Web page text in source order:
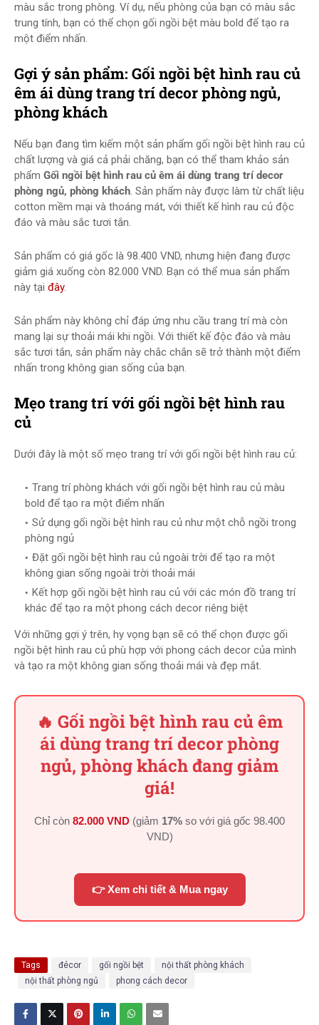
màu sắc trong phòng. Ví dụ, nếu phòng của bạn có màu sắc
trung tính, bạn có thể chọn gối ngồi bệt màu bold để tạo ra
một điểm nhấn.
Gợi ý sản phẩm: Gối ngồi bệt hình rau củ
êm ái dùng trang trí decor phòng ngủ,
phòng khách
Nếu bạn đang tìm kiếm một sản phẩm gối ngồi bệt hình rau củ
chất lượng và giá cả phải chăng, bạn có thể tham khảo sản
phẩm Gối ngồi bệt hình rau củ êm ái dùng trang trí decor
phòng ngủ, phòng khách. Sản phẩm này được làm từ chất liệu
cotton mềm mại và thoáng mát, với thiết kế hình rau củ độc
đáo và màu sắc tươi tắn.
Sản phẩm có giá gốc là 98.400 VND, nhưng hiện đang được
giảm giá xuống còn 82.000 VND. Bạn có thể mua sản phẩm
này tại đây.
Sản phẩm này không chỉ đáp ứng nhu cầu trang trí mà còn
mang lại sự thoải mái khi ngồi. Với thiết kế độc đáo và màu
sắc tươi tắn, sản phẩm này chắc chắn sẽ trở thành một điểm
nhấn trong không gian sống của bạn.
Mẹo trang trí với gối ngồi bệt hình rau
củ
Dưới đây là một số mẹo trang trí với gối ngồi bệt hình rau củ:
Trang trí phòng khách với gối ngồi bệt hình rau củ màu
bold để tạo ra một điểm nhấn
Sử dụng gối ngồi bệt hình rau củ như một chỗ ngồi trong
phòng ngủ
Đặt gối ngồi bệt hình rau củ ngoài trời để tạo ra một
không gian sống ngoài trời thoải mái
Kết hợp gối ngồi bệt hình rau củ với các món đồ trang trí
khác để tạo ra một phong cách decor riêng biệt
Với những gợi ý trên, hy vọng bạn sẽ có thể chọn được gối
ngồi bệt hình rau củ phù hợp với phong cách decor của mình
và tạo ra một không gian sống thoải mái và đẹp mắt.
🔥 Gối ngồi bệt hình rau củ êm
ái dùng trang trí decor phòng
ngủ, phòng khách đang giảm
giá!
Chỉ còn 82.000 VND (giảm 17% so với giá gốc 98.400
VND)
👉 Xem chi tiết & Mua ngay
Tags đécor gối ngồi bệt
nội thất phòng khách
nội thất phòng ngủ
phong cách decor